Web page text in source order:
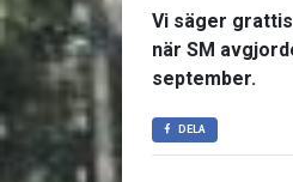
Vi säger
när SM
september.
DELA